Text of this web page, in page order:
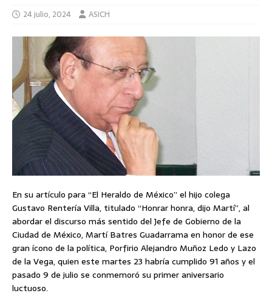
24 julio, 2024 ASICH
En su artículo para “El Heraldo de México” el hijo colega
Gustavo Rentería Villa, titulado “Honrar honra, dijo Martí”, al
abordar el discurso más sentido del Jefe de Gobierno de la
Ciudad de México, Martí Batres Guadarrama en honor de ese
gran ícono de la política, Porfirio Alejandro Muñoz Ledo y Lazo
de la Vega, quien este martes 23 habría cumplido 91 años y el
pasado 9 de julio se conmemoró su primer aniversario
luctuoso.